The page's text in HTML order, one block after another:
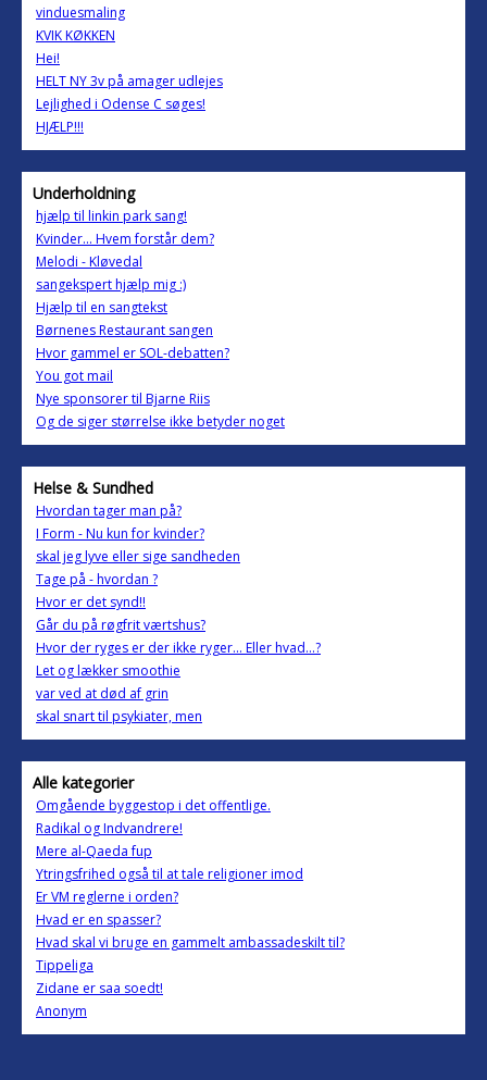
vinduesmaling
KVIK KØKKEN
Hei!
HELT NY 3v på amager udlejes
Lejlighed i Odense C søges!
HJÆLP!!!
Underholdning
hjælp til linkin park sang!
Kvinder... Hvem forstår dem?
Melodi - Kløvedal
sangekspert hjælp mig :)
Hjælp til en sangtekst
Børnenes Restaurant sangen
Hvor gammel er SOL-debatten?
You got mail
Nye sponsorer til Bjarne Riis
Og de siger størrelse ikke betyder noget
Helse & Sundhed
Hvordan tager man på?
I Form - Nu kun for kvinder?
skal jeg lyve eller sige sandheden
Tage på - hvordan ?
Hvor er det synd!!
Går du på røgfrit værtshus?
Hvor der ryges er der ikke ryger... Eller hvad...?
Let og lækker smoothie
var ved at død af grin
skal snart til psykiater, men
Alle kategorier
Omgående byggestop i det offentlige.
Radikal og Indvandrere!
Mere al-Qaeda fup
Ytringsfrihed også til at tale religioner imod
Er VM reglerne i orden?
Hvad er en spasser?
Hvad skal vi bruge en gammelt ambassadeskilt til?
Tippeliga
Zidane er saa soedt!
Anonym